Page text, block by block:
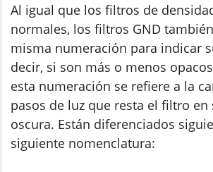
Al igual que los filtros de
normales, los filtros GND
misma numeración para indicar
decir, si son más o menos
esta numeración se refiere a la
pasos de luz que resta el filtro en
oscura. Están diferenciados
siguiente nomenclatura: